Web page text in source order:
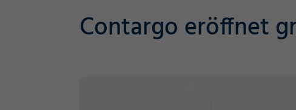
Contargo eröffnet